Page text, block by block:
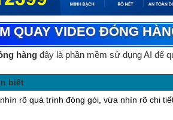
QUAY VIDEO ĐÓNG
hàng đây là phần mềm sử dụng AI để
biết
rõ quá trình đóng gói, vừa nhìn rõ chi